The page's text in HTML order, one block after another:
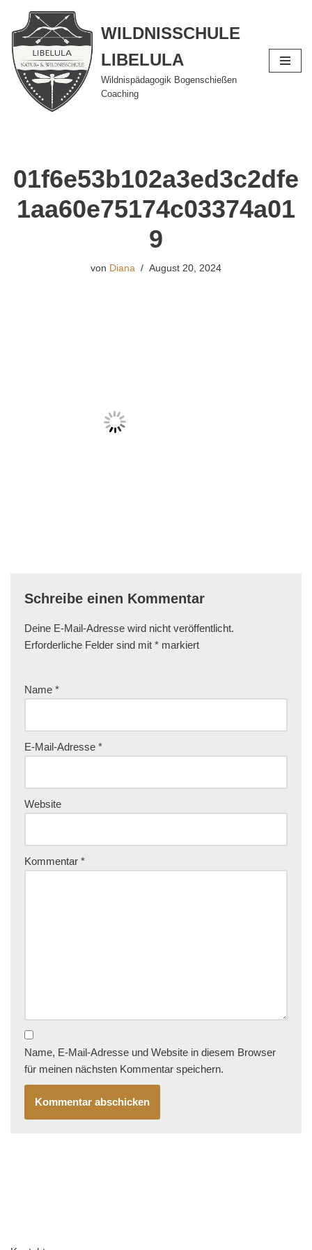
Zum
Inhalt
springen
WILDNISSCHULE
LIBELULA
Wildnispädagogik Bogenschießen
Coaching
01f6e53b102a3ed3c2dfe
1aa60e75174c03374a01
9
von Diana August 20, 2024
Schreibe einen Kommentar
Deine E-Mail-Adresse wird nicht veröffentlicht.
Erforderliche Felder sind mit * markiert
Name *
E-Mail-Adresse *
Website
Kommentar *
Name, E-Mail-Adresse und Website in diesem Browser
für meinen nächsten Kommentar speichern.